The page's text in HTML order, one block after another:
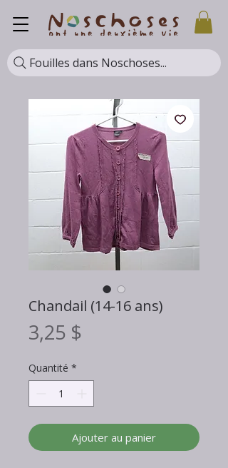
Fouilles dans Noschoses...
Chandail (14-16 ans)
3,25 $
Quantité *
Ajouter au panier